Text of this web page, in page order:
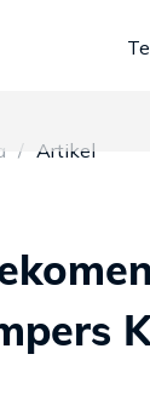
Artikel